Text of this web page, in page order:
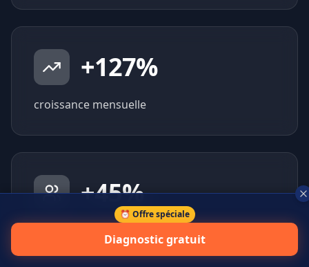
+127%
croissance mensuelle
+45%
⏰ Offre spéciale
Diagnostic gratuit